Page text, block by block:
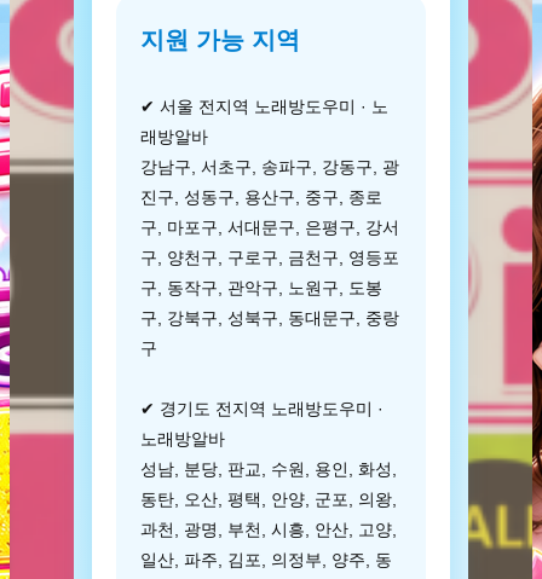
지원 가능 지역
✔ 서울 전지역 노래방도우미 · 노
래방알바
강남구, 서초구, 송파구, 강동구, 광
진구, 성동구, 용산구, 중구, 종로
구, 마포구, 서대문구, 은평구, 강서
구, 양천구, 구로구, 금천구, 영등포
구, 동작구, 관악구, 노원구, 도봉
구, 강북구, 성북구, 동대문구, 중랑
구
✔ 경기도 전지역 노래방도우미 ·
노래방알바
성남, 분당, 판교, 수원, 용인, 화성,
동탄, 오산, 평택, 안양, 군포, 의왕,
과천, 광명, 부천, 시흥, 안산, 고양,
일산, 파주, 김포, 의정부, 양주, 동